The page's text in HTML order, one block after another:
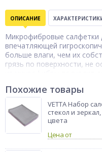
ОПИСАНИЕ
Микрофибровые салфетки
впечатляющей
больше влаги, чем их
грязь по поверхности, не
подоконников,
мельчайшие частички пыли
электричества.
Тип товара
Тряпка для
Бренд
Похожие товары
VETTA Набор
стекол и
цвета
Цена от